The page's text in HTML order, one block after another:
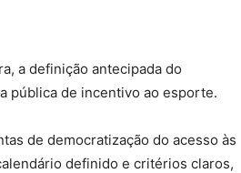
a definição antecipada do
pública de incentivo ao esporte.
de democratização do acesso às
definido e critérios claros,